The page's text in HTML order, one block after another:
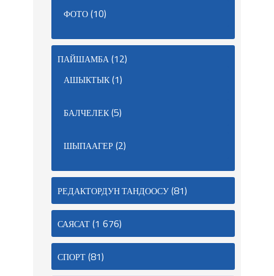
ФОТО(10)
ПАЙШАМБА(12)
АШЫКТЫК(1)
БАЛЧЕЛЕК(5)
ШЫПААГЕР(2)
РЕДАКТОРДУН ТАНДООСУ(81)
САЯСАТ(1 676)
СПОРТ(81)